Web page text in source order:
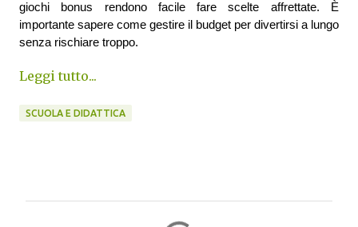
giochi bonus rendono facile fare scelte affrettate. È
importante sapere come gestire il budget per divertirsi a lungo
senza rischiare troppo.
Leggi tutto...
SCUOLA E DIDATTICA